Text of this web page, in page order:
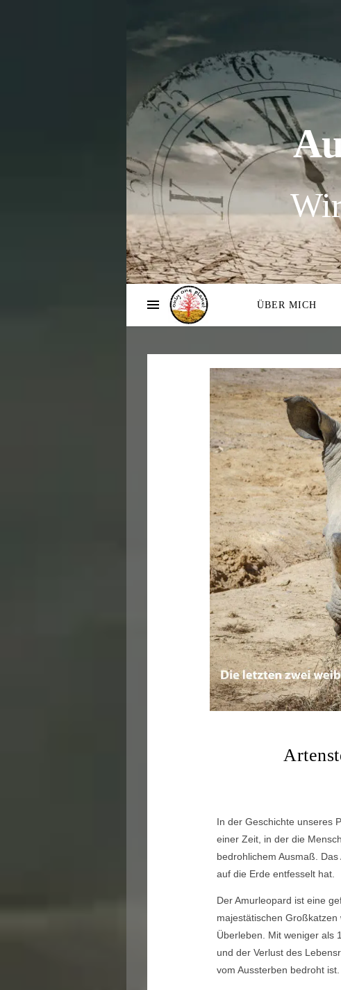
ÜBER MICH
In der Geschichte unseres
einer Zeit, in der die
bedrohlichem Ausmaß.
auf die Erde entfesselt hat.
Der Amurleopard ist eine
majestätischen
Überleben. Mit weniger als
und der Verlust des
vom Aussterben bedroht ist.